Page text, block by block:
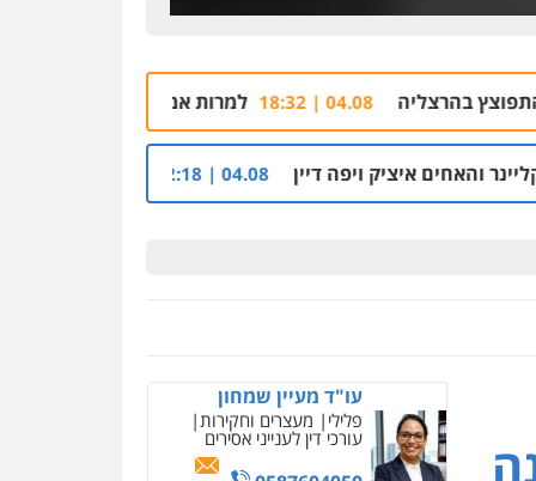
04.08 | 18:32 למרות אמצעים מתקדמים והאזנות: שוחרר עצור
דיין 04.08 | 22:18 טכנאי המזגנים אישר שקיימו
עו"ד מעיין שמחון
פלילי מעצרים וחקירות
עורכי דין לענייני אסירים
מקצועיים לעורכי דין
0504578527
רונן הלל – מוניטין